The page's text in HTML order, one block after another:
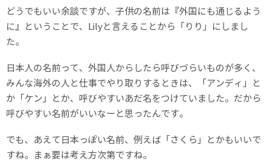
どうでもいい余談ですが、子供の名前は『外国にも通じるよう
に』ということで、Lilyと言えることから「りり」にしまし
た。
日本人の名前って、外国人からしたら呼びづらいものが多く、
みんな海外の人と仕事でやり取りするときは、「アンディ」と
か「ケン」とか、呼びやすいあだ名をつけていました。だから
呼びやすい名前がいいなーと思ったんです。
でも、あえて日本っぽい名前、例えば「さくら」とかもいいで
すね。まぁ要は考え方次第ですね。